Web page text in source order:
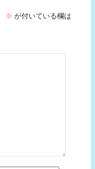
※ が付いている欄は